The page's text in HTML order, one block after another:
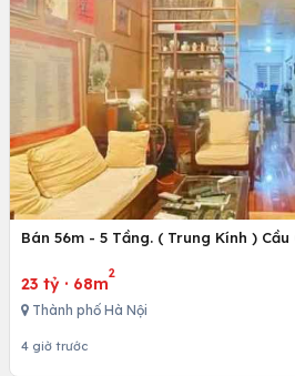
Bán 56m - 5 Tầng. ( Trung Kính )
23 tỷ · 68m
2
Thành phố Hà Nội
4 giờ trước